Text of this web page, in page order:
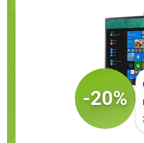
-20%